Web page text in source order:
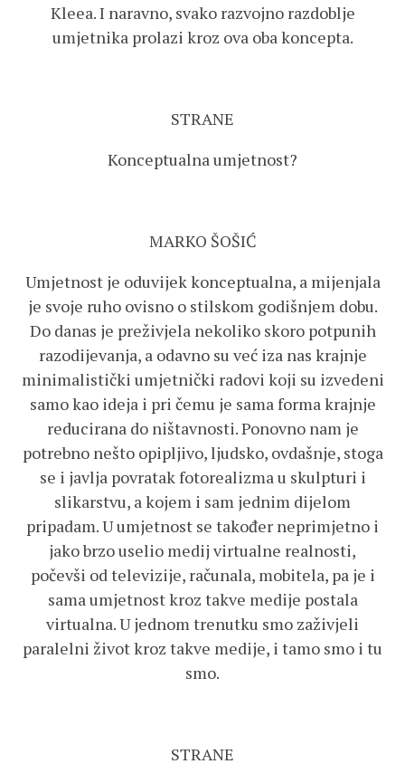
Kleea. I naravno, svako razvojno razdoblje
umjetnika prolazi kroz ova oba koncepta.
STRANE
Konceptualna umjetnost?
MARKO ŠOŠIĆ
Umjetnost je oduvijek konceptualna, a mijenjala
je svoje ruho ovisno o stilskom godišnjem dobu.
Do danas je preživjela nekoliko skoro potpunih
razodijevanja, a odavno su već iza nas krajnje
minimalistički umjetnički radovi koji su izvedeni
samo kao ideja i pri čemu je sama forma krajnje
reducirana do ništavnosti. Ponovno nam je
potrebno nešto opipljivo, ljudsko, ovdašnje, stoga
se i javlja povratak fotorealizma u skulpturi i
slikarstvu, a kojem i sam jednim dijelom
pripadam. U umjetnost se također neprimjetno i
jako brzo uselio medij virtualne realnosti,
počevši od televizije, računala, mobitela, pa je i
sama umjetnost kroz takve medije postala
virtualna. U jednom trenutku smo zaživjeli
paralelni život kroz takve medije, i tamo smo i tu
smo.
STRANE